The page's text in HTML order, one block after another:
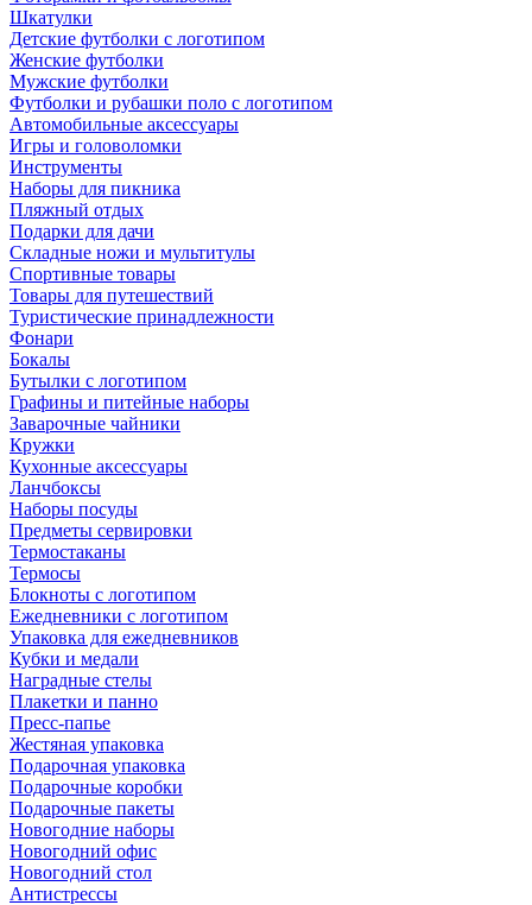
Шкатулки
Детские футболки с логотипом
Женские футболки
Мужские футболки
Футболки и рубашки поло с логотипом
Автомобильные аксессуары
Игры и головоломки
Инструменты
Наборы для пикника
Пляжный отдых
Подарки для дачи
Складные ножи и мультитулы
Спортивные товары
Товары для путешествий
Туристические принадлежности
Фонари
Бокалы
Бутылки с логотипом
Графины и питейные наборы
Заварочные чайники
Кружки
Кухонные аксессуары
Ланчбоксы
Наборы посуды
Предметы сервировки
Термостаканы
Термосы
Блокноты с логотипом
Ежедневники с логотипом
Упаковка для ежедневников
Кубки и медали
Наградные стелы
Плакетки и панно
Пресс-папье
Жестяная упаковка
Подарочная упаковка
Подарочные коробки
Подарочные пакеты
Новогодние наборы
Новогодний офис
Новогодний стол
Антистрессы